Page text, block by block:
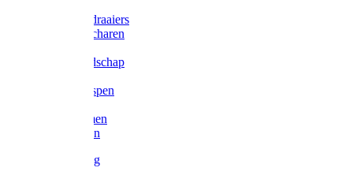
Schroevendraaiers
Tangen / Scharen
Meetgereedschap
Vijlen / Raspen
Lijmklemmen
Waterpassen
Bouwbeslag